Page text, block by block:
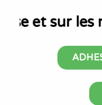
sur les